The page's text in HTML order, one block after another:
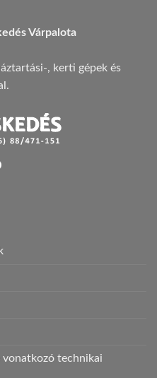
Várpalota
, kerti gépek és
vonatkozó technikai